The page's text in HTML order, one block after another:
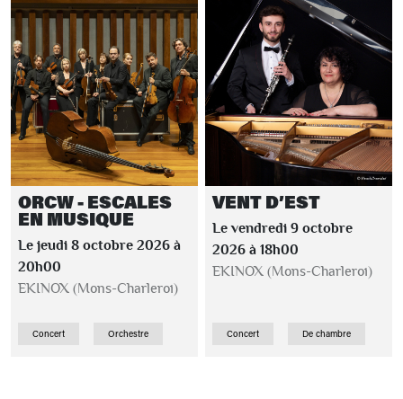
ORCW - ESCALES
EN MUSIQUE
Le jeudi 8 octobre 2026 à
20h00
EKINOX (Mons-Charleroi)
Concert Orchestre
VENT D’EST
Le vendredi 9 octobre
2026 à 18h00
EKINOX (Mons-Charleroi)
Concert De chambre